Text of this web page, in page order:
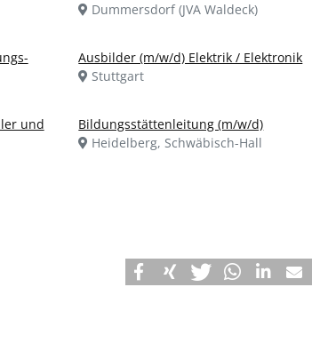
Dummersdorf (JVA Waldeck)
Ausbilder (m/w/d) Elektrik / Elektronik
Stuttgart
und
Bildungsstättenleitung (m/w/d)
Heidelberg, Schwäbisch-Hall